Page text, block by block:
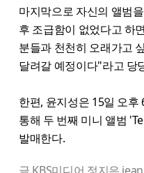
마지막으로 자신의 앨범
후 조급함이 없었다고 하
분들과 천천히 오래가고
달려갈 예정이다"라고 당
한편, 윤지성은 15일 오
통해 두 번째 미니 앨범
발매한다.